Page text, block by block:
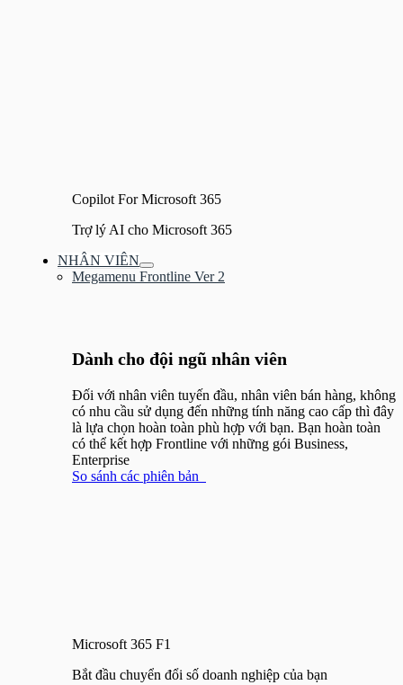
Copilot For Microsoft 365
Trợ lý AI cho Microsoft 365
NHÂN VIÊN
Bật/tắt
Menu
Megamenu Frontline Ver 2
Dành cho đội ngũ nhân viên
Đối với nhân viên tuyến đầu, nhân viên bán hàng, không
có nhu cầu sử dụng đến những tính năng cao cấp thì đây
là lựa chọn hoàn toàn phù hợp với bạn. Bạn hoàn toàn
có thể kết hợp Frontline với những gói Business,
Enterprise
So sánh các phiên bản
Microsoft 365 F1
Bắt đầu chuyển đổi số doanh nghiệp của bạn